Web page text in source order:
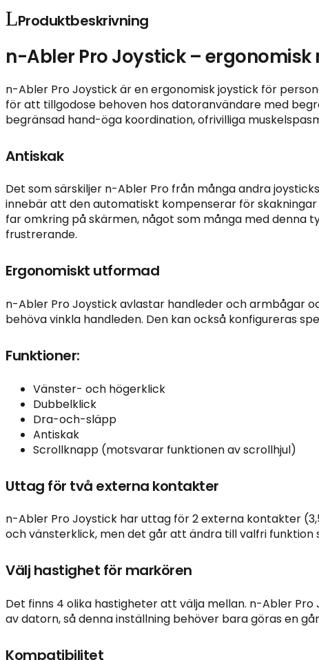
Produktbeskrivning
n-Abler Pro Joystick – ergonomisk
n-Abler Pro Joystick är en ergonomisk joystick för
för att tillgodose behoven hos datoranvändare med
begränsad hand-öga koordination, ofrivilliga
Antiskak
Det som särskiljer n-Abler Pro från många andra
innebär att den automatiskt kompenserar för
far omkring på skärmen, något som många med denna
frustrerande.
Ergonomiskt utformad
n-Abler Pro Joystick avlastar handleder och armbågar
behöva vinkla handleden. Den kan också konfigureras
Funktioner:
Vänster- och högerklick
Dubbelklick
Dra-och-släpp
Antiskak
Scrollknapp (motsvarar funktionen av scrollhjul)
Uttag för två externa kontakter
n-Abler Pro Joystick har uttag för 2 externa kontakter
och vänsterklick, men det går att ändra till valfri funktion
Välj hastighet för markören
Det finns 4 olika hastigheter att välja mellan. n-Abler
av datorn, så denna inställning behöver bara göras en
Kompatibilitet